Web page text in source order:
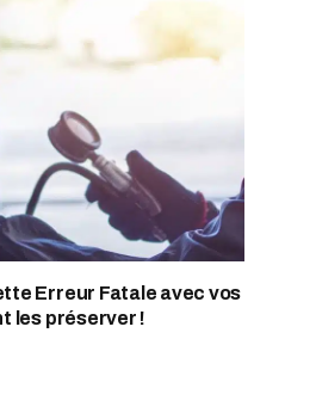
Erreur Fatale avec vos
les préserver !